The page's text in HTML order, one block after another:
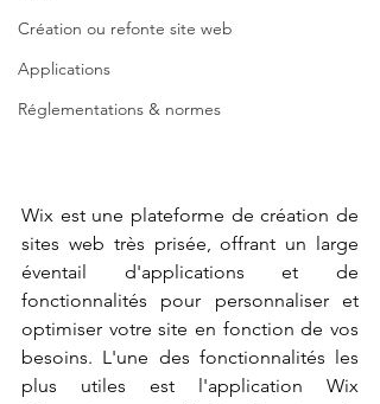
Création ou refonte site web
Applications
Réglementations & normes
Wix est une plateforme de création de
sites web très prisée, offrant un large
éventail d'applications et de
fonctionnalités pour personnaliser et
optimiser votre site en fonction de vos
besoins. L'une des fonctionnalités les
plus utiles est l'application Wix